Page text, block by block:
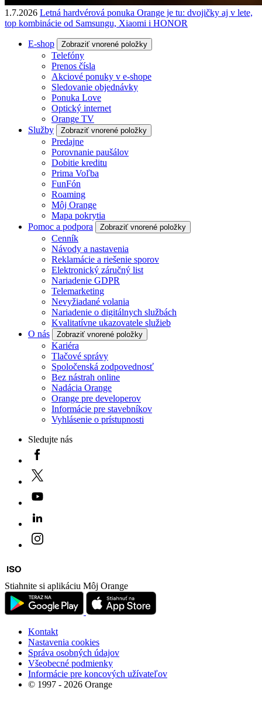
1.7.2026 Letná hardvérová ponuka Orange je tu: dvojičky aj v lete,
top kombinácie od Samsungu, Xiaomi i HONOR
E-shop Zobraziť vnorené položky
Telefóny
Prenos čísla
Akciové ponuky v e-shope
Sledovanie objednávky
Ponuka Love
Optický internet
Orange TV
Služby
Zobraziť vnorené položky
Predajne
Porovnanie paušálov
Dobitie kreditu
Prima Voľba
FunFón
Roaming
Môj Orange
Mapa pokrytia
Pomoc a podpora
Zobraziť vnorené položky
Cenník
Návody a nastavenia
Reklamácie a riešenie sporov
Elektronický záručný list
Nariadenie GDPR
Telemarketing
Nevyžiadané volania
Nariadenie o digitálnych službách
Kvalitatívne ukazovatele služieb
O nás
Zobraziť vnorené položky
Kariéra
Tlačové správy
Spoločenská zodpovednosť
Bez nástrah online
Nadácia Orange
Orange pre developerov
Informácie pre stavebníkov
Vyhlásenie o prístupnosti
Sledujte nás
Stiahnite si aplikáciu Môj Orange
Kontakt
Nastavenia cookies
Správa osobných údajov
Všeobecné podmienky
Informácie pre koncových užívateľov
© 1997 - 2026 Orange